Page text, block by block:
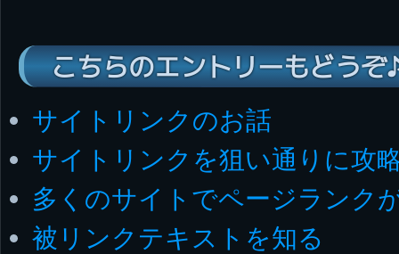
こちらのエントリーもどうぞ
サイトリンクのお話
サイトリンクを狙い通りに攻
多くのサイトでページランク
被リンクテキストを知る